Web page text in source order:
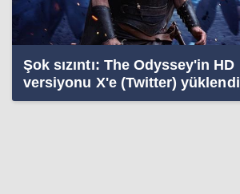
Şok sızıntı: The Odyssey'in HD
versiyonu X'e (Twitter) yüklendi